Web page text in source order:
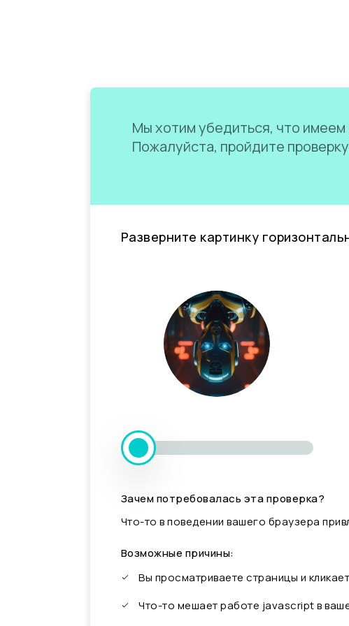
Мы хотим убедиться, что
Пожалуйста, пройдите
Разверните картинку
Зачем потребовалась эта проверка?
Что-то в поведении вашего браузера
Возможные причины:
Вы просматриваете страницы и
Что-то мешает работе javascript в